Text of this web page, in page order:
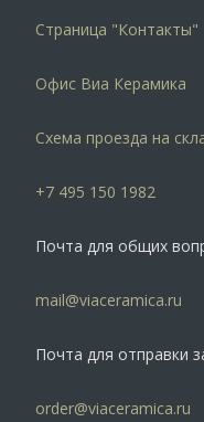
Страница "Контакты"
Офис Виа Керамика
Схема проезда на
+7 495 150 1982
Почта для общих
mail@viaceramica.ru
Почта для отправки
order@viaceramica.ru